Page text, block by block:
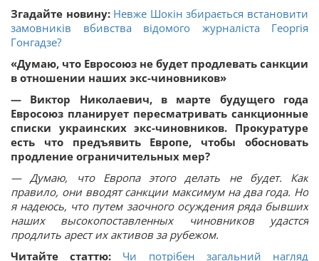
Згадайте новину: Невже Шокін збирається встановити
замовників вбивства відомого журналіста Георгія
Гонгадзе?
«Думаю, что Евросоюз не будет продлевать санкции
в отношении наших экс-чиновников»
— Виктор Николаевич, в марте будущего года
Евросоюз планирует пересматривать санкционные
списки украинских экс-чиновников. Прокуратуре
есть что предъявить Европе, чтобы обосновать
продление ограничительных мер?
— Думаю, что Европа этого делать не будет. Как
правило, они вводят санкции максимум на два года. Но
я надеюсь, что путем заочного осуждения ряда бывших
наших высокопоставленных чиновников удастся
продлить арест их активов за рубежом.
Читайте статтю:
Чи потрібен загальний нагляд